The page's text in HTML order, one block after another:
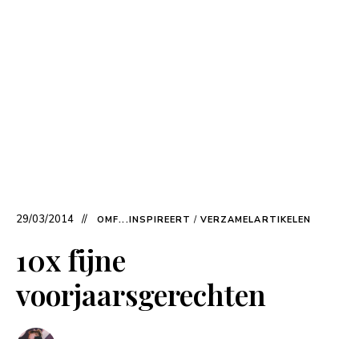
29/03/2014 OMF...INSPIREERT / VERZAMELARTIKELEN
10x fijne
voorjaarsgerechten